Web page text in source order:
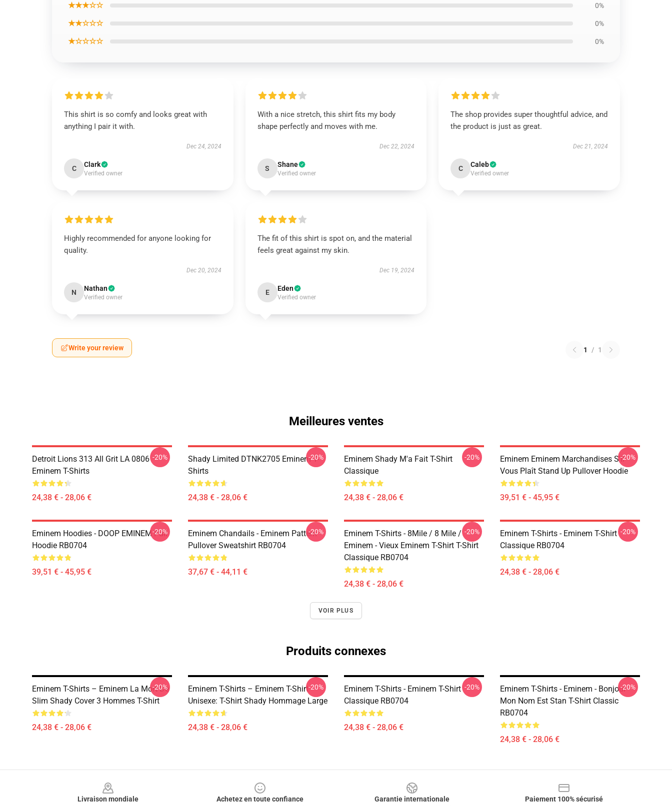
★★★☆☆ 0%
★★☆☆☆ 0%
★☆☆☆☆ 0%
This shirt is so comfy and looks great with
anything I pair it with.
Dec 24, 2024
C Clark
Verified owner
With a nice stretch, this shirt fits my body
shape perfectly and moves with me.
Dec 22, 2024
S Shane
Verified owner
The shop provides super thoughtful advice, and
the product is just as great.
Dec 21, 2024
C Caleb
Verified owner
Highly recommended for anyone looking for
quality.
Dec 20, 2024
N Nathan
Verified owner
The fit of this shirt is spot on, and the material
feels great against my skin.
Dec 19, 2024
E Eden
Verified owner
Write your review 1 / 1
Meilleures ventes
Detroit Lions 313 All Grit LA 0806
Eminem T-Shirts
24,38 € - 28,06 €
-20%
Shady Limited DTNK2705 Eminem T-
Shirts
24,38 € - 28,06 €
-20%
Eminem Shady M'a Fait T-Shirt
Classique
24,38 € - 28,06 €
-20%
Eminem Eminem Marchandises S'il
Vous Plaît Stand Up Pullover Hoodie
39,51 € - 45,95 €
-20%
Eminem Hoodies - DOOP EMINEM Pull
Hoodie RB0704
39,51 € - 45,95 €
-20%
Eminem Chandails - Eminem Pattern
Pullover Sweatshirt RB0704
37,67 € - 44,11 €
-20%
Eminem T-Shirts - 8Mile / 8 Mile /
Eminem - Vieux Eminem T-Shirt T-Shirt
Classique RB0704
24,38 € - 28,06 €
-20%
Eminem T-Shirts - Eminem T-Shirt
Classique RB0704
24,38 € - 28,06 €
-20%
VOIR PLUS
Produits connexes
Eminem T-Shirts – Eminem La Mort De
Slim Shady Cover 3 Hommes T-Shirt
24,38 € - 28,06 €
-20%
Eminem T-Shirts – Eminem T-Shirt
Unisexe: T-Shirt Shady Hommage Large
24,38 € - 28,06 €
-20%
Eminem T-Shirts - Eminem T-Shirt
Classique RB0704
24,38 € - 28,06 €
-20%
Eminem T-Shirts - Eminem - Bonjour
Mon Nom Est Stan T-Shirt Classic
RB0704
24,38 € - 28,06 €
-20%
Livraison mondiale
Achetez en toute confiance
Garantie internationale
Paiement 100% sécurisé